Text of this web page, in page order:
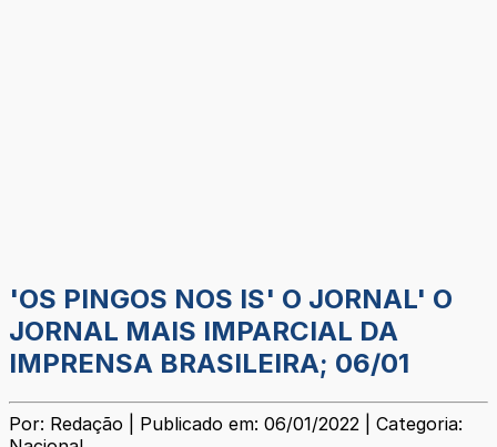
'OS PINGOS NOS IS' O JORNAL' O
JORNAL MAIS IMPARCIAL DA
IMPRENSA BRASILEIRA; 06/01
Por: Redação | Publicado em: 06/01/2022 | Categoria: